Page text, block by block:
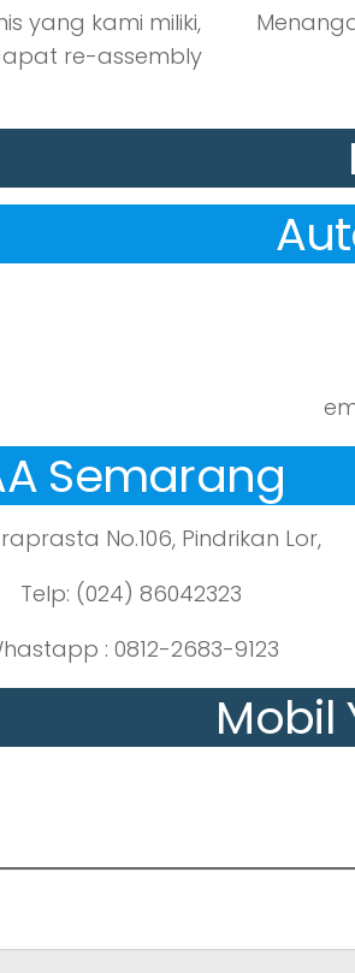
yang kami miliki,
re-assembly
Semarang
No.106, Pindrikan Lor,
Telp: (024) 86042323
: 0812-2683-9123
Mobil